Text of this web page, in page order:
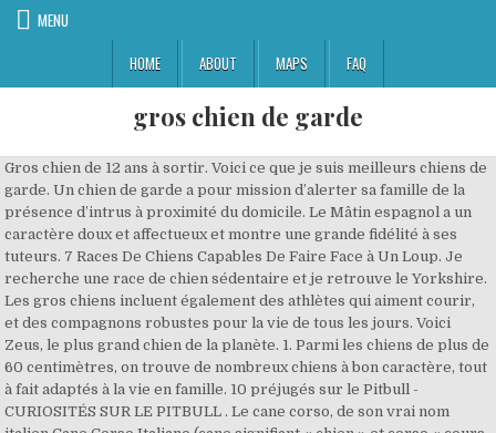
MENU
HOME
ABOUT MAPS FAQ
gros chien de garde
Gros chien de 12 ans à sortir. Voici ce que je suis meilleurs chiens de
garde. Un chien de garde a pour mission d’alerter sa famille de la
présence d’intrus à proximité du domicile. Le Mâtin espagnol a un
caractère doux et affectueux et montre une grande fidélité à ses
tuteurs. 7 Races De Chiens Capables De Faire Face à Un Loup. Je
recherche une race de chien sédentaire et je retrouve le Yorkshire.
Les gros chiens incluent également des athlètes qui aiment courir,
et des compagnons robustes pour la vie de tous les jours. Voici
Zeus, le plus grand chien de la planète. 1. Parmi les chiens de plus de
60 centimètres, on trouve de nombreux chiens à bon caractère, tout
à fait adaptés à la vie en famille. 10 préjugés sur le Pitbull -
CURIOSITÉS SUR LE PITBULL . Le cane corso, de son vrai nom